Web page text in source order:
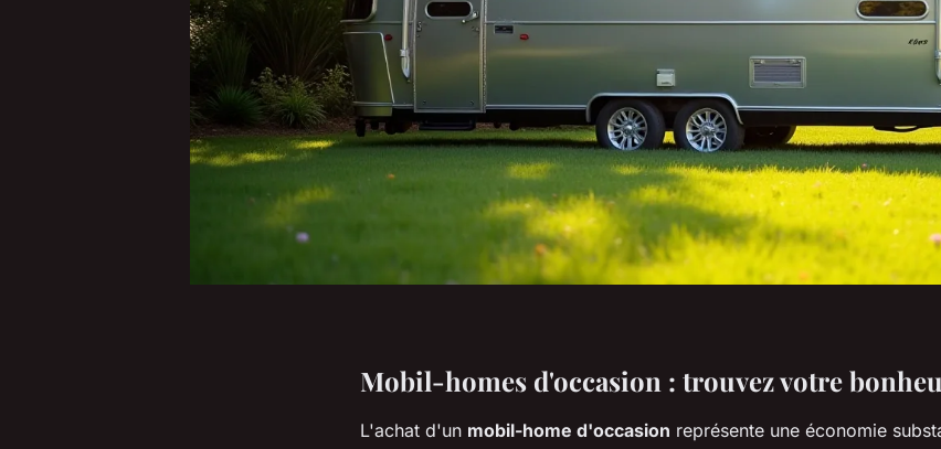
Mobil-homes d'occasion : trouvez votre
L'achat d'un mobil-home d'occasion représente une économie